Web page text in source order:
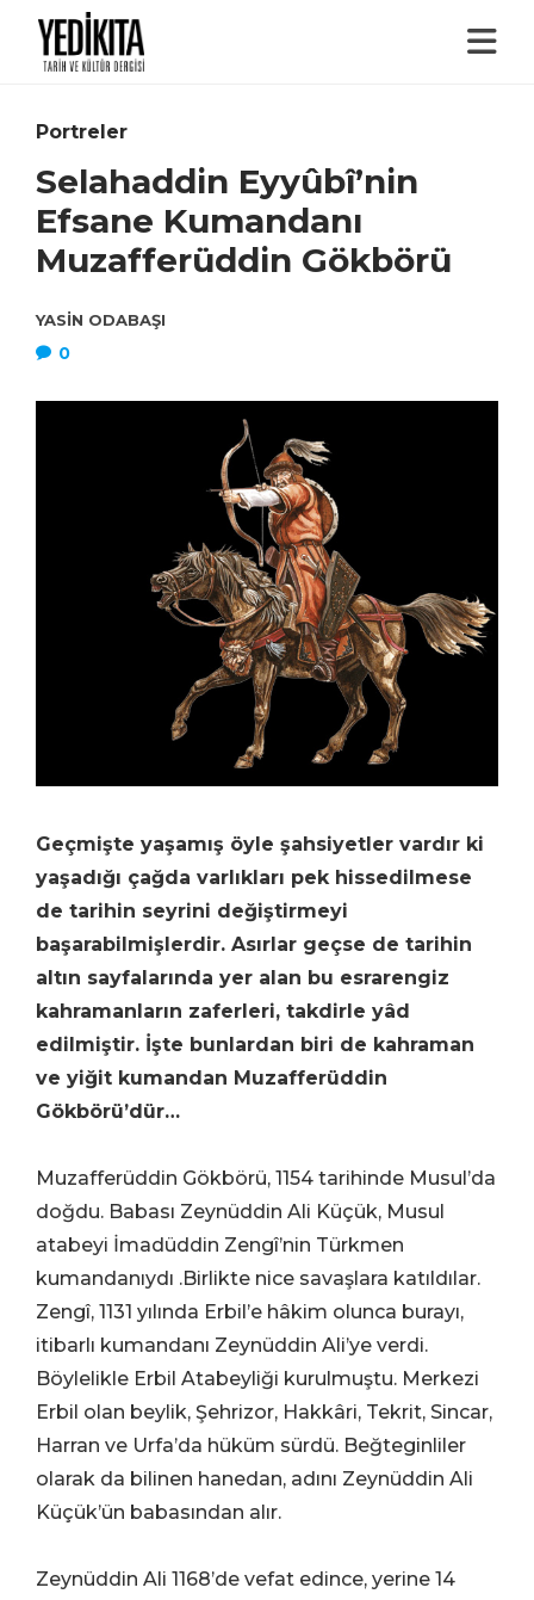
Portreler
Selahaddin Eyyûbî’nin
Efsane Kumandanı
Muzafferüddin Gökbörü
YASIN ODABAŞI
0
Geçmişte yaşamış öyle şahsiyetler vardır ki
yaşadığı çağda varlıkları pek hissedilmese
de tarihin seyrini değiştirmeyi
başarabilmişlerdir. Asırlar geçse de tarihin
altın sayfalarında yer alan bu esrarengiz
kahramanların zaferleri, takdirle yâd
edilmiştir. İşte bunlardan biri de kahraman
ve yiğit kumandan Muzafferüddin
Gökbörü’dür…
Muzafferüddin Gökbörü, 1154 tarihinde Musul’da
doğdu. Babası Zeynüddin Ali Küçük, Musul
atabeyi İmadüddin Zengî’nin Türkmen
kumandanıydı .Birlikte nice savaşlara katıldılar.
Zengî, 1131 yılında Erbil’e hâkim olunca burayı,
itibarlı kumandanı Zeynüddin Ali’ye verdi.
Böylelikle Erbil Atabeyliği kurulmuştu. Merkezi
Erbil olan beylik, Şehrizor, Hakkâri, Tekrit, Sincar,
Harran ve Urfa’da hüküm sürdü. Beğteginliler
olarak da bilinen hanedan, adını Zeynüddin Ali
Küçük’ün babasından alır.
Zeynüddin Ali 1168’de vefat edince, yerine 14